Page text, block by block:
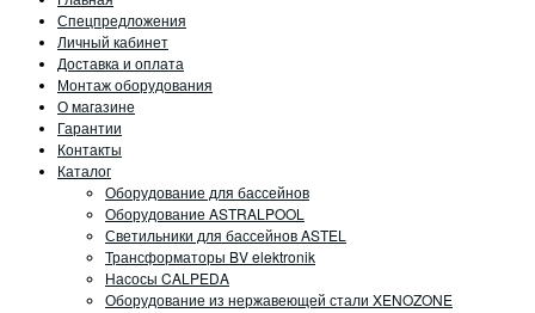
Спецпредложения
Личный кабинет
Доставка и оплата
Монтаж оборудования
О магазине
Гарантии
Контакты
Каталог
Оборудование для бассейнов
Оборудование ASTRALPOOL
Светильники для бассейнов ASTEL
Трансформаторы BV elektronik
Насосы CALPEDA
Оборудование из нержавеющей стали XENOZONE